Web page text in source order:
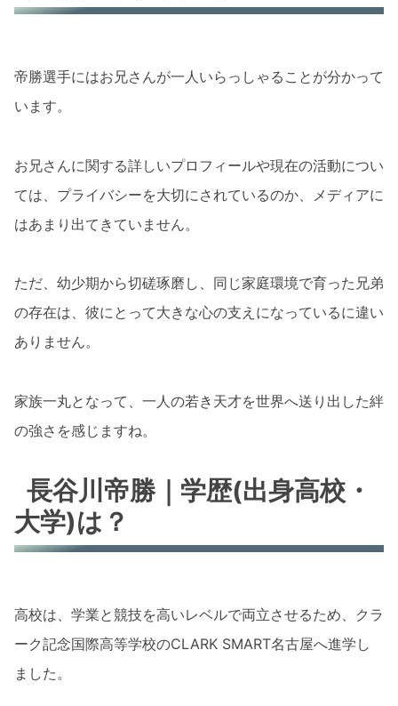
帝勝選手にはお兄さんが一人いらっしゃることが分かって
います。
お兄さんに関する詳しいプロフィールや現在の活動につい
ては、プライバシーを大切にされているのか、メディアに
はあまり出てきていません。
ただ、幼少期から切磋琢磨し、同じ家庭環境で育った兄弟
の存在は、彼にとって大きな心の支えになっているに違い
ありません。
家族一丸となって、一人の若き天才を世界へ送り出した絆
の強さを感じますね。
長谷川帝勝｜学歴(出身高校・
大学)は？
高校は、学業と競技を高いレベルで両立させるため、クラ
ーク記念国際高等学校のCLARK SMART名古屋へ進学し
ました。